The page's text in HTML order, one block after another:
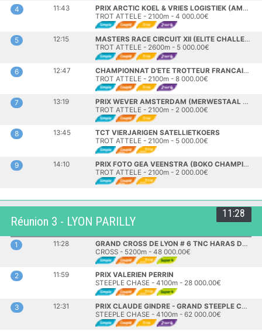
4 11:43
PRIX ARCTIC KOEL & VRIES LOGISTIEK (AMATEURINTERLAND)
TROT ATTELE - 2100m - 4 000.00€
5 12:15
MASTERS RACE CIRCUIT XII (ELITE CHALLENGE)
TROT ATTELE - 2600m - 5 000.00€
6 12:47
CHAMPIONNAT D'ETE TROTTEUR FRANCAIS BRONZE CHALLENGE
TROT ATTELE - 2100m - 8 000.00€
7 13:19
PRIX WEVER AMSTERDAM (MERWESTAAL TALENT CHALLENGE)
TROT ATTELE - 2100m - 2 000.00€
8 13:45
TCT VIERJARIGEN SATELLIETKOERS
TROT ATTELE - 2100m - 5 000.00€
9 14:10
PRIX FOTO GEA VEENSTRA (BOKO CHAMPIONS CHALLENGE)
TROT ATTELE - 2100m - 2 000.00€
11:28
Réunion 3 - LYON PARILLY
1 11:28
GRAND CROSS DE LYON # 6 TNC HARAS DU LION - PMU (PRIX ANDRE BABOIN)
CROSS - 5200m - 48 000.00€
2 11:59
PRIX VALERIEN PERRIN
STEEPLE CHASE - 4100m - 28 000.00€
3 12:31
PRIX CLAUDE GINDRE - GRAND STEEPLE CHASE DE LYON
STEEPLE CHASE - 4100m - 62 000.00€